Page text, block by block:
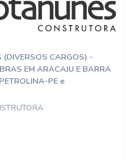
CARGOS) -
EM ARACAJU E BARRA
PE e